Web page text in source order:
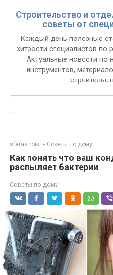
Строительство и
советы от
Каждый день полезные
хитрости специалистов по
Актуальные новости по
инструментов,
sferastroiki » Советы по дому
Как понять что ваш
распыляет бактерии
Советы по дому